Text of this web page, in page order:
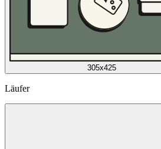
305x425
Läufer